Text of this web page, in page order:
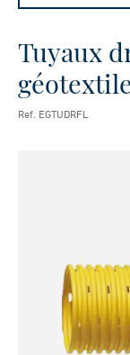
Tuyaux
Ref. EGTUDRFL